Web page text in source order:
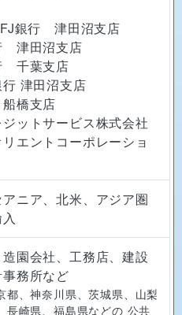
銀行 津田沼支店
津田沼支店
千葉支店
津田沼支店
橋支店
ットサービス株式会社
エントコーポレーショ
ニア、北米、アジア圏
園会社、工務店、建設
務所など
都、神奈川県、茨城県、山梨
長崎県、福島県などの 公共